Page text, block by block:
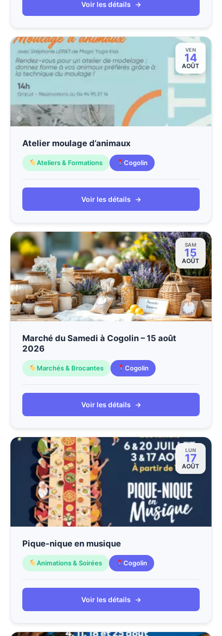
Voir les détails →
VEN
14
AOÛT
Atelier moulage d’animaux
Ateliers & Formations Cogolin
Voir les détails →
SAM
15
AOÛT
Marché du Samedi à Cogolin – 15 août
2026
Marchés & Brocantes Cogolin
Voir les détails →
LUN
17
AOÛT
Pique-nique en musique
Animations & Soirées Cogolin
Voir les détails →